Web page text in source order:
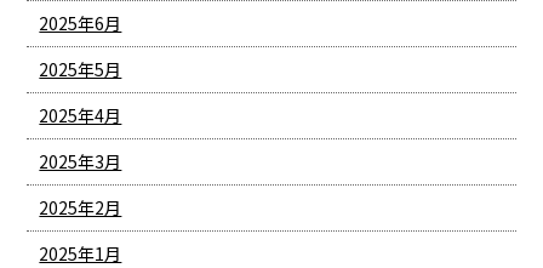
2025年6月
2025年5月
2025年4月
2025年3月
2025年2月
2025年1月